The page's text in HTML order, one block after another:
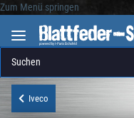
Zum Menü springen
Iveco